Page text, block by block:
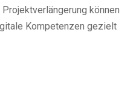
können
Kompetenzen gezielt